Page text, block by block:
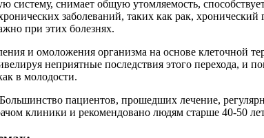
систему, снимает общую утомляемость,
заболеваний, таких как рак,
при этих болезнях.
и омоложения организма на основе клеточной
неприятные последствия этого перехода, и
в молодости.
пациентов, прошедших лечение,
клиники и рекомендовано людям старше 40-50